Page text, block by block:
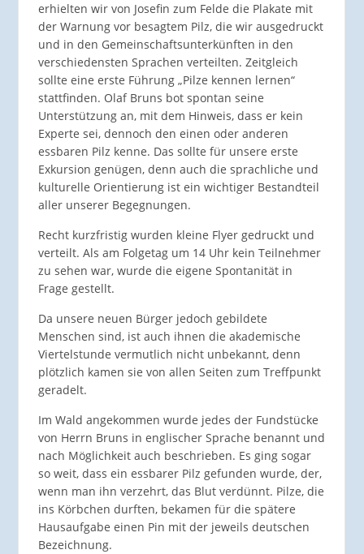
erhielten wir von Josefin zum Felde die Plakate mit
der Warnung vor besagtem Pilz, die wir ausgedruckt
und in den Gemeinschaftsunterkünften in den
verschiedensten Sprachen verteilten. Zeitgleich
sollte eine erste Führung „Pilze kennen lernen“
stattfinden. Olaf Bruns bot spontan seine
Unterstützung an, mit dem Hinweis, dass er kein
Experte sei, dennoch den einen oder anderen
essbaren Pilz kenne. Das sollte für unsere erste
Exkursion genügen, denn auch die sprachliche und
kulturelle Orientierung ist ein wichtiger Bestandteil
aller unserer Begegnungen.
Recht kurzfristig wurden kleine Flyer gedruckt und
verteilt. Als am Folgetag um 14 Uhr kein Teilnehmer
zu sehen war, wurde die eigene Spontanität in
Frage gestellt.
Da unsere neuen Bürger jedoch gebildete
Menschen sind, ist auch ihnen die akademische
Viertelstunde vermutlich nicht unbekannt, denn
plötzlich kamen sie von allen Seiten zum Treffpunkt
geradelt.
Im Wald angekommen wurde jedes der Fundstücke
von Herrn Bruns in englischer Sprache benannt und
nach Möglichkeit auch beschrieben. Es ging sogar
so weit, dass ein essbarer Pilz gefunden wurde, der,
wenn man ihn verzehrt, das Blut verdünnt. Pilze, die
ins Körbchen durften, bekamen für die spätere
Hausaufgabe einen Pin mit der jeweils deutschen
Bezeichnung.